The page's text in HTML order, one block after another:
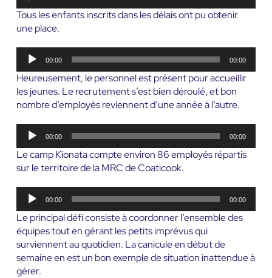
audio
Tous les enfants inscrits dans les délais ont pu obtenir
une place.
Lecteur
audio
00:00 00:00
Heureusement, le personnel est présent pour accueillir
les jeunes. Le recrutement s’est bien déroulé, et bon
nombre d’employés reviennent d’une année à l’autre.
Lecteur
audio
00:00 00:00
Le camp Kionata compte environ 86 employés répartis
sur le territoire de la MRC de Coaticook.
Lecteur
audio
00:00 00:00
Le principal défi consiste à coordonner l’ensemble des
équipes tout en gérant les petits imprévus qui
surviennent au quotidien. La canicule en début de
semaine en est un bon exemple de situation inattendue à
gérer.